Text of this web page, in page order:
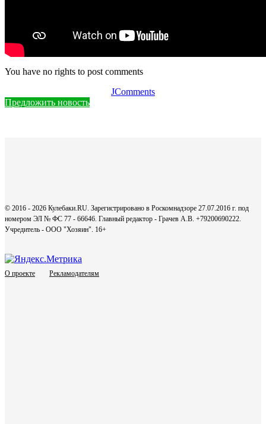
You have no rights to post comments
JComments
Предложить новость
© 2016 - 2026 Кулебаки.RU. Зарегистрировано в Роскомнадзоре 27.07.2016 г. под
номером ЭЛ № ФС 77 - 66646. Главный редактор - Грачев А.В. +79200690222.
Учредитель - ООО "Хозяин". 16+
О проекте Рекламодателям